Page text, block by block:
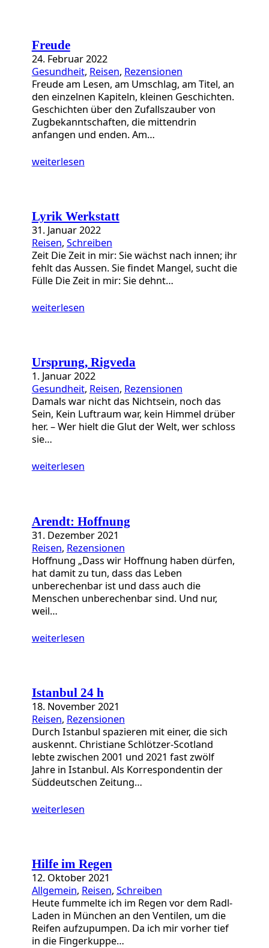
Freude
24. Februar 2022
Gesundheit, Reisen, Rezensionen
Freude am Lesen, am Umschlag, am Titel, an
den einzelnen Kapiteln, kleinen Geschichten.
Geschichten über den Zufallszauber von
Zugbekanntschaften, die mittendrin
anfangen und enden. Am…
weiterlesen
Lyrik Werkstatt
31. Januar 2022
Reisen, Schreiben
Zeit Die Zeit in mir: Sie wächst nach innen; ihr
fehlt das Aussen. Sie findet Mangel, sucht die
Fülle Die Zeit in mir: Sie dehnt…
weiterlesen
Ursprung, Rigveda
1. Januar 2022
Gesundheit, Reisen, Rezensionen
Damals war nicht das Nichtsein, noch das
Sein, Kein Luftraum war, kein Himmel drüber
her. – Wer hielt die Glut der Welt, wer schloss
sie…
weiterlesen
Arendt: Hoffnung
31. Dezember 2021
Reisen, Rezensionen
Hoffnung „Dass wir Hoffnung haben dürfen,
hat damit zu tun, dass das Leben
unberechenbar ist und dass auch die
Menschen unberechenbar sind. Und nur,
weil…
weiterlesen
Istanbul 24 h
18. November 2021
Reisen, Rezensionen
Durch Istanbul spazieren mit einer, die sich
auskennt. Christiane Schlötzer-Scotland
lebte zwischen 2001 und 2021 fast zwölf
Jahre in Istanbul. Als Korrespondentin der
Süddeutschen Zeitung…
weiterlesen
Hilfe im Regen
12. Oktober 2021
Allgemein, Reisen, Schreiben
Heute fummelte ich im Regen vor dem Radl-
Laden in München an den Ventilen, um die
Reifen aufzupumpen. Da ich mir vorher tief
in die Fingerkuppe…